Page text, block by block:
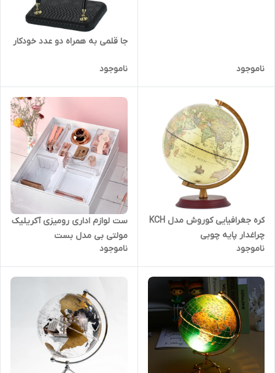
ناموجود
جا قلمی به همراه دو عدد خودکار
ناموجود
کره جغرافیایی کوروش مدل KCH
چراغدار پایه چوبی
ناموجود
ست لوازم اداری رومیزی آکریلیک
مولتی بی مدل بست
ناموجود